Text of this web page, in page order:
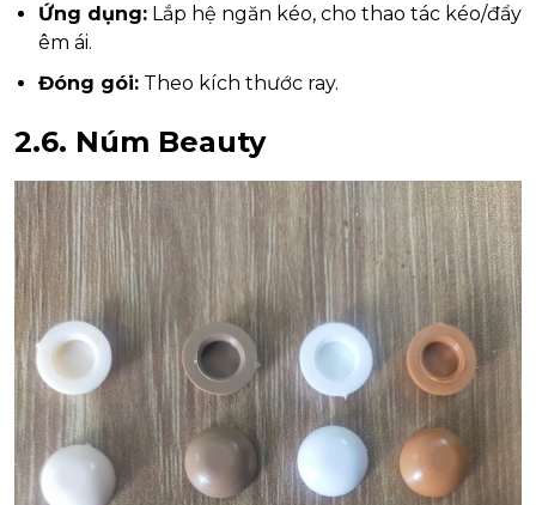
Ứng dụng: Lắp hệ ngăn kéo, cho thao tác kéo/đẩy
êm ái.
Đóng gói: Theo kích thước ray.
2.6. Núm Beauty